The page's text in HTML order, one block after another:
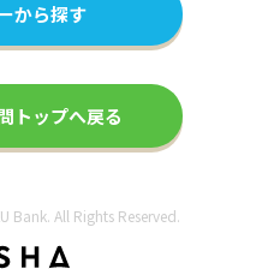
から探す
トップへ戻る
Bank. All Rights Reserved.